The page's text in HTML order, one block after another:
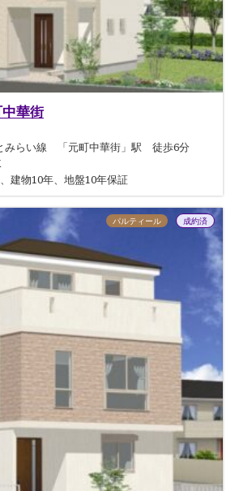
華街
みらい線 「元町中華街」駅 徒歩6分
建物10年、地盤10年保証
パルティール 成約済